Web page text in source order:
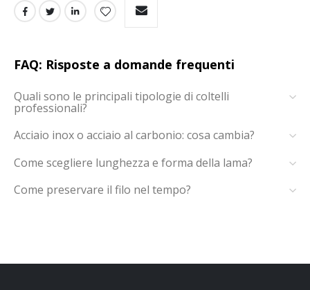
FAQ: Risposte a domande frequenti
Quali sono le principali tipologie di coltelli
professionali?
Acciaio inox o acciaio al carbonio: cosa cambia?
Come scegliere lunghezza e forma della lama?
Come preservare il filo nel tempo?